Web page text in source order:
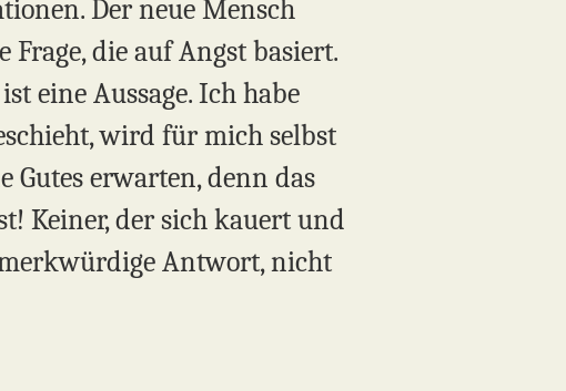
Der neue Mensch
Frage, die auf Angst basiert.
eine Aussage. Ich habe
wird für mich selbst
erwarten, denn das
Keiner, der sich kauert und
Antwort, nicht